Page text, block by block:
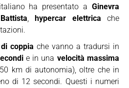
ha presentato a Ginevra
,hypercar elettrica che
coppia che vanno a tradursi in
e in una velocità massima
km di autonomia), oltre che in
di 12 secondi. Questi i numeri